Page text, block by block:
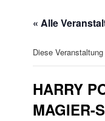
« Alle
Diese
HARRY
MAGIER-